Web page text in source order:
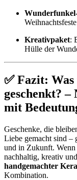
Weihnachtsfeste
Kreativpaket:
Hülle der
✅ Fazit:
geschenkt? –
mit
Geschenke, die
Liebe gemacht sind –
und in Zukunft. Wenn
nachhaltig, kreativ
handgemachter
Kombination.